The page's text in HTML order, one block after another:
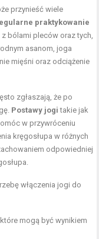
przynieść wiele
praktykowanie
bólami pleców oraz tych,
asanom, joga
mięśni oraz odciążenie
zgłaszają, że po
Postawy jogi takie jak
w przywróceniu
kręgosłupa w różnych
odpowiedniej
włączenia jogi do
mogą być wynikiem